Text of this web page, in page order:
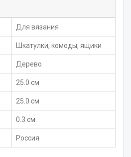
Для вязания
Шкатулки, комоды, ящики
Дерево
25.0 см
25.0 см
0.3 см
Россия